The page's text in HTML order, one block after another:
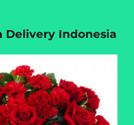
Delivery Indonesia